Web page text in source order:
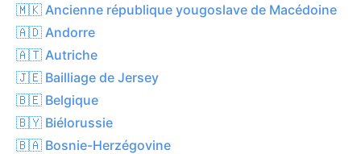
🇲🇰 Ancienne république yougoslave de Macédoine
🇦🇩 Andorre
🇦🇹 Autriche
🇯🇪 Bailliage de Jersey
🇧🇪 Belgique
🇧🇾 Biélorussie
🇧🇦 Bosnie-Herzégovine